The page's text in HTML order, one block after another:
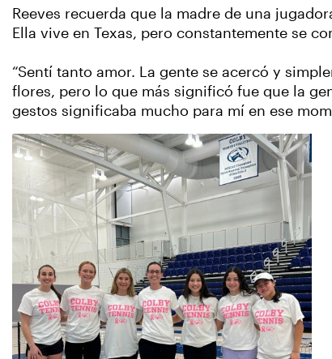
Reeves recuerda que la madre de una
Ella vive en Texas, pero constantemente se
“Sentí tanto amor. La gente se acercó y
flores, pero lo que más significó fue que la
gestos significaba mucho para mí en ese